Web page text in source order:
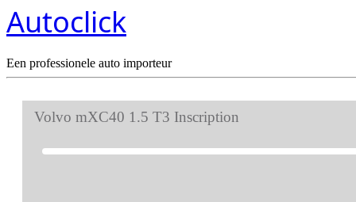
Autoclick
Een professionele auto importeur
Volvo mXC40 1.5 T3 Inscription